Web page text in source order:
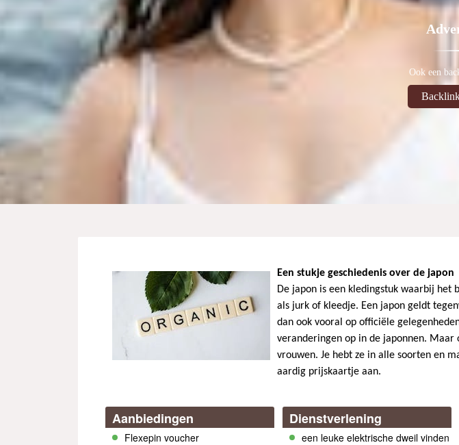
Ook een
Een stukje geschiedenis over de japon
De japon is een kledingstuk waarbij het
als jurk of kleedje. Een japon geldt
dan ook vooral op officiële
veranderingen op in de japonnen.
vrouwen. Je hebt ze in alle soorten en
aardig prijskaartje aan.
Aanbiedingen
Flexepin voucher
Dienstverlening
een leuke elektrische dweil vinden